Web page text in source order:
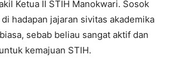
Ketua II STIH Manokwari. Sosok
hadapan jajaran sivitas akademika
sebab beliau sangat aktif dan
kemajuan STIH.